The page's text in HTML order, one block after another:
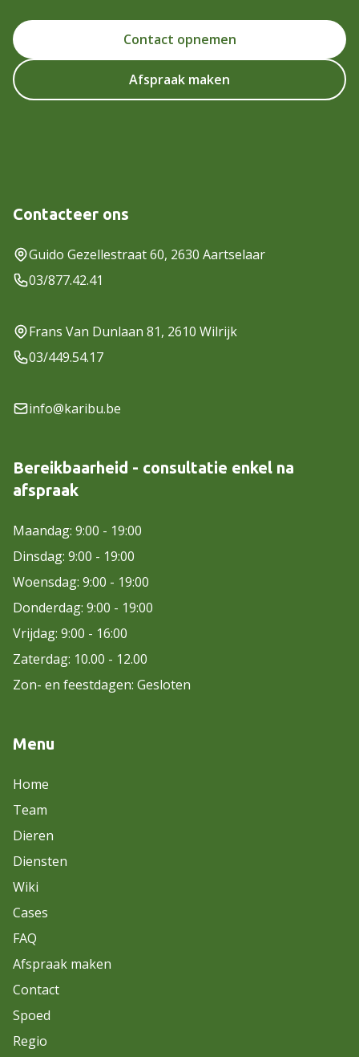
Contact opnemen
Afspraak maken
Contacteer ons
Guido Gezellestraat 60, 2630 Aartselaar
03/877.42.41
Frans Van Dunlaan 81, 2610 Wilrijk
03/449.54.17
info@karibu.be
Bereikbaarheid - consultatie enkel na
afspraak
Maandag: 9:00 - 19:00
Dinsdag: 9:00 - 19:00
Woensdag: 9:00 - 19:00
Donderdag: 9:00 - 19:00
Vrijdag: 9:00 - 16:00
Zaterdag: 10.00 - 12.00
Zon- en feestdagen: Gesloten
Menu
Home
Team
Dieren
Diensten
Wiki
Cases
FAQ
Afspraak maken
Contact
Spoed
Regio